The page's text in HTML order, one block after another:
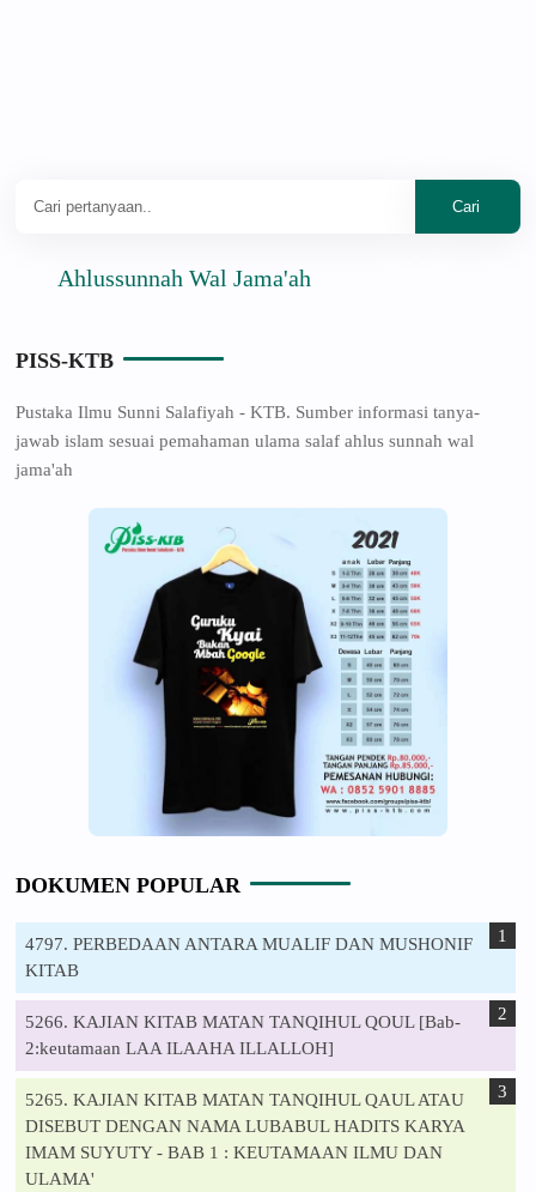
Ahlussunnah Wal Jama'ah
PISS-KTB
Pustaka Ilmu Sunni Salafiyah - KTB. Sumber informasi tanya-
jawab islam sesuai pemahaman ulama salaf ahlus sunnah wal
jama'ah
DOKUMEN POPULAR
4797. PERBEDAAN ANTARA MUALIF DAN MUSHONIF
KITAB
5266. KAJIAN KITAB MATAN TANQIHUL QOUL [Bab-
2:keutamaan LAA ILAAHA ILLALLOH]
5265. KAJIAN KITAB MATAN TANQIHUL QAUL ATAU
DISEBUT DENGAN NAMA LUBABUL HADITS KARYA
IMAM SUYUTY - BAB 1 : KEUTAMAAN ILMU DAN
ULAMA'